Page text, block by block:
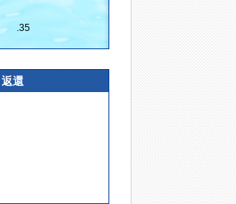
.35
返還